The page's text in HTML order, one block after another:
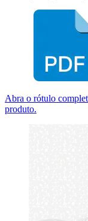
Abra o rótulo
produto.